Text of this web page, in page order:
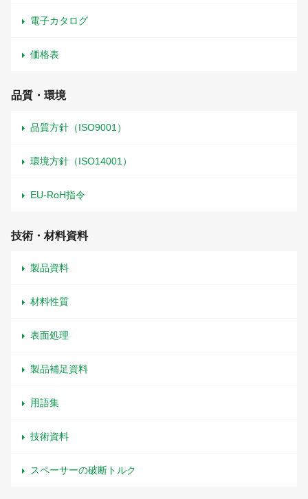
電子カタログ
価格表
品質・環境
品質方針（ISO9001）
環境方針（ISO14001）
EU-RoH指令
技術・材料資料
製品資料
材料性質
表面処理
製品補足資料
用語集
技術資料
スペーサーの破断トルク